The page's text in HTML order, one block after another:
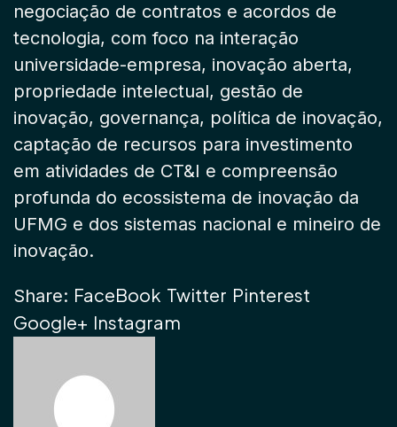
negociação de contratos e acordos de
tecnologia, com foco na interação
universidade-empresa, inovação aberta,
propriedade intelectual, gestão de
inovação, governança, política de inovação,
captação de recursos para investimento
em atividades de CT&I e compreensão
profunda do ecossistema de inovação da
UFMG e dos sistemas nacional e mineiro de
inovação.
Share: FaceBook Twitter Pinterest
Google+ Instagram